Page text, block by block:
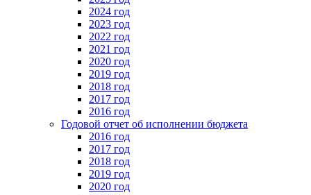
2024 год
2023 год
2022 год
2021 год
2020 год
2019 год
2018 год
2017 год
2016 год
Годовой отчет об исполнении бюджета
2016 год
2017 год
2018 год
2019 год
2020 год